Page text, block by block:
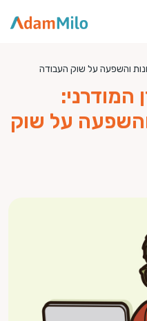
והשפעה על שוק העבודה
המודרני:
והשפעה על שוק